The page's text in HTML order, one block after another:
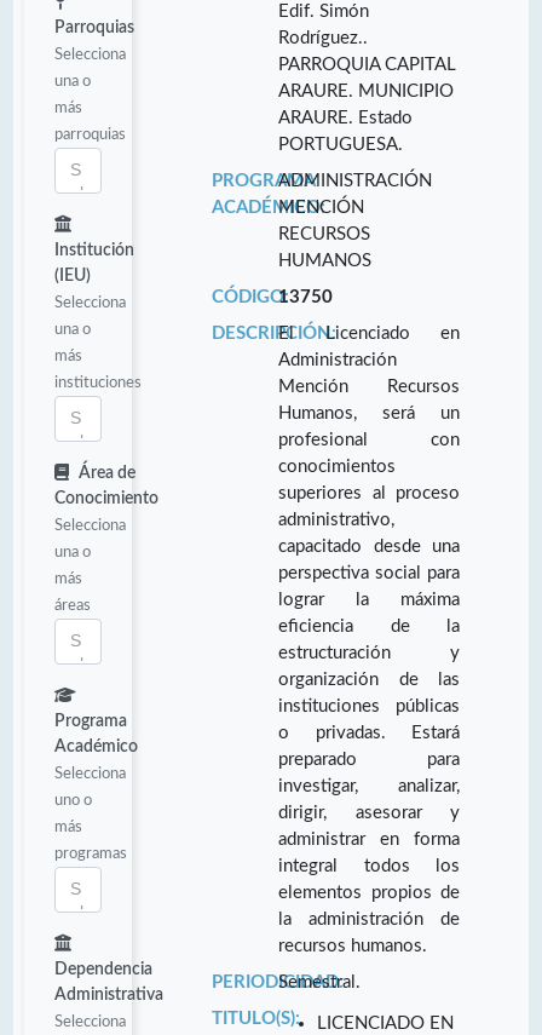
Parroquias
Selecciona
una o
más
parroquias
Institución
(IEU)
Selecciona
una o
más
instituciones
Área de
Conocimiento
Selecciona
una o
más
áreas
Programa
Académico
Selecciona
uno o
más
programas
Dependencia
Administrativa
Selecciona
Edif. Simón
Rodríguez..
PARROQUIA CAPITAL
ARAURE. MUNICIPIO
ARAURE. Estado
PORTUGUESA.
PROGRAMA
ACADÉMICO:
ADMINISTRACIÓN
MENCIÓN
RECURSOS
HUMANOS
CÓDIGO:13750
DESCRIPCIÓN:El Licenciado en
Administración
Mención Recursos
Humanos, será un
profesional con
conocimientos
superiores al proceso
administrativo,
capacitado desde una
perspectiva social para
lograr la máxima
eficiencia de la
estructuración y
organización de las
instituciones públicas
o privadas. Estará
preparado para
investigar, analizar,
dirigir, asesorar y
administrar en forma
integral todos los
elementos propios de
la administración de
recursos humanos.
PERIODICIDAD:
Semestral.
TITULO(S):
LICENCIADO EN